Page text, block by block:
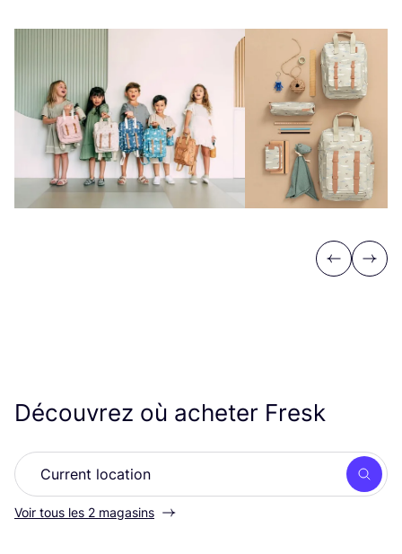
Previous
Next
Découvrez où acheter Fresk
Voir tous les 2 magasins